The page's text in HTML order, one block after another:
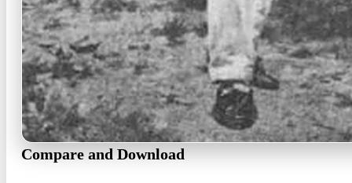
Compare and Download